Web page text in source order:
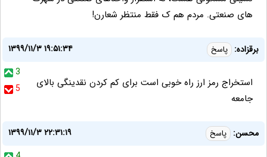
های صنعتی. مردم هم ک فقط منتظر شعارن!
برقزاده: پاسخ
۱۳۹۹/۱۱/۳ ۱۹:۵۱:۳۴
3
5
استخراج رمز ارز راه خوبی است برای کم کردن نقدینگی بالای
جامعه
محسن: پاسخ
۱۳۹۹/۱۱/۳ ۲۲:۳۱:۱۹